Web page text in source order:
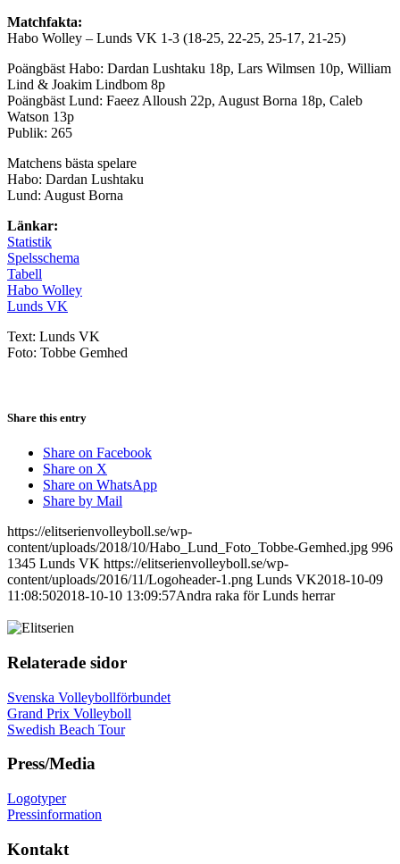
Matchfakta:
Habo Wolley – Lunds VK 1-3 (18-25, 22-25, 25-17, 21-25)
Poängbäst Habo: Dardan Lushtaku 18p, Lars Wilmsen 10p, William
Lind & Joakim Lindbom 8p
Poängbäst Lund: Faeez Alloush 22p, August Borna 18p, Caleb
Watson 13p
Publik: 265
Matchens bästa spelare
Habo: Dardan Lushtaku
Lund: August Borna
Länkar:
Statistik
Spelsschema
Tabell
Habo Wolley
Lunds VK
Text: Lunds VK
Foto: Tobbe Gemhed
Share this entry
Share on Facebook
Share on X
Share on WhatsApp
Share by Mail
https://elitserienvolleyboll.se/wp-
content/uploads/2018/10/Habo_Lund_Foto_Tobbe-Gemhed.jpg 996
1345 Lunds VK https://elitserienvolleyboll.se/wp-
content/uploads/2016/11/Logoheader-1.png Lunds VK2018-10-09
11:08:502018-10-10 13:09:57Andra raka för Lunds herrar
Relaterade sidor
Svenska Volleybollförbundet
Grand Prix Volleyboll
Swedish Beach Tour
Press/Media
Logotyper
Pressinformation
Kontakt